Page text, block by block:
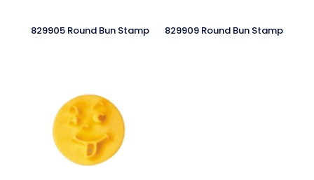
829905 Round Bun Stamp 829909 Round Bun Stamp